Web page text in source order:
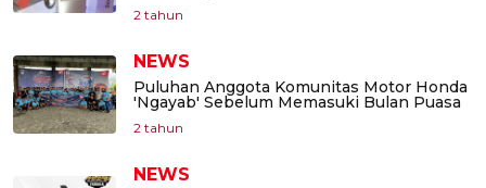
2 tahun
NEWS
Puluhan Anggota Komunitas Motor Honda
'Ngayab' Sebelum Memasuki Bulan Puasa
2 tahun
NEWS